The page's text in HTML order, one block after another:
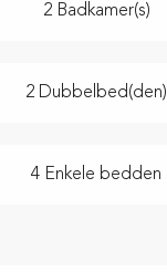
2 Badkamer(s)
2 Dubbelbed(den)
4 Enkele bedden